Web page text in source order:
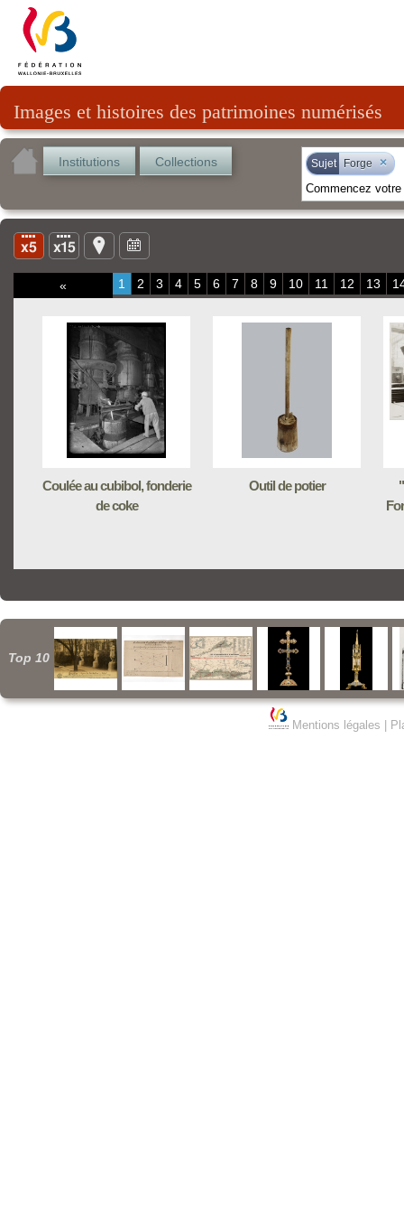
Images et histoires des patrimoines numérisés
Institutions Collections Sujet Forge ×
« 1 2 3 4 5 6 7 8 9 10 11 12 13
Coulée au cubibol, fonderie
de coke
Outil de potier
Top 10
Mentions légales